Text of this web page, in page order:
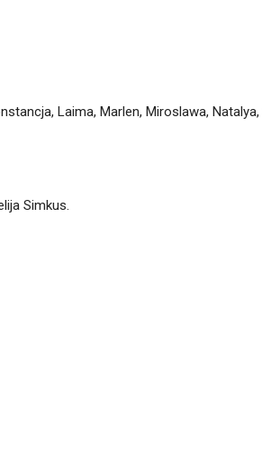
, Laima, Marlen, Miroslawa, Natalya,
Simkus.